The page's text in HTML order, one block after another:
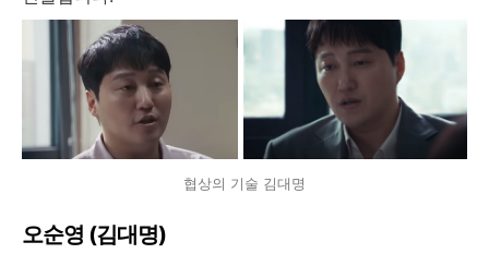
협상의 기술 김대명
오순영 (김대명)